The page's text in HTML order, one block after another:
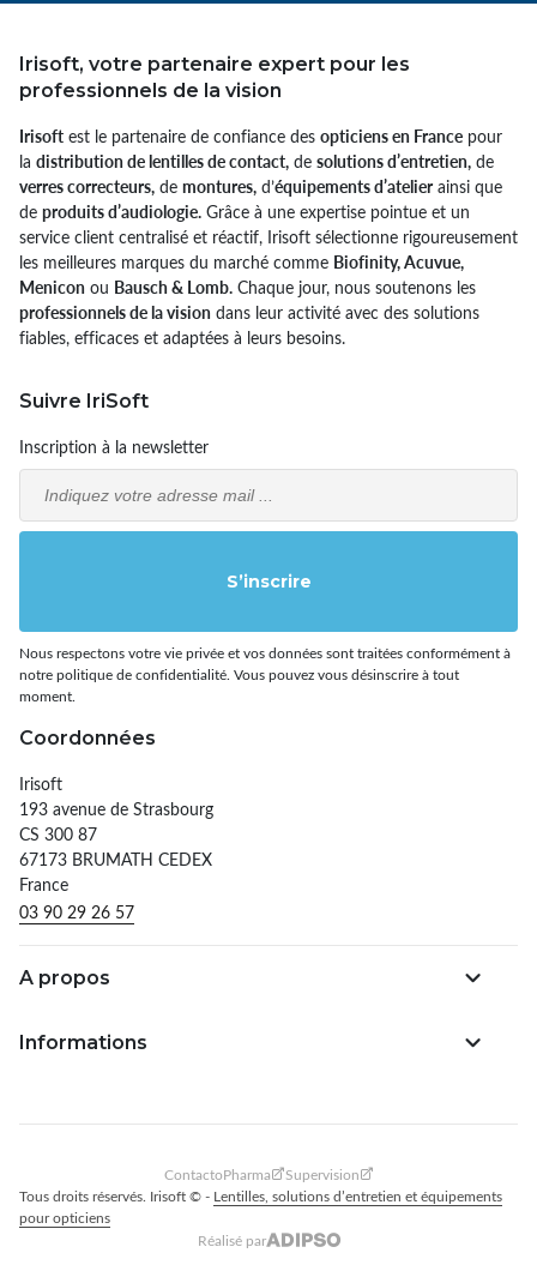
Irisoft, votre partenaire expert pour les
professionnels de la vision
Irisoft est le partenaire de confiance des opticiens en France pour
la distribution de lentilles de contact, de solutions d’entretien, de
verres correcteurs, de montures, d’équipements d’atelierainsi que
de produits d’audiologie. Grâce à une expertise pointue et un
service client centralisé et réactif, Irisoft sélectionne rigoureusement
les meilleures marques du marché comme Biofinity, Acuvue,
Menicon ou Bausch & Lomb. Chaque jour, nous soutenons les
professionnels de la vision dans leur activité avec des solutions
fiables, efficaces et adaptées à leurs besoins.
Suivre IriSoft
Inscription à la newsletter
Email
S’inscrire
Nous respectons votre vie privée et vos données sont traitées conformément à
notre politique de confidentialité. Vous pouvez vous désinscrire à tout
moment.
Coordonnées
Irisoft
193 avenue de Strasbourg
CS 300 87
67173 BRUMATH CEDEX
France
03 90 29 26 57
A propos
Informations
ContactoPharma
Supervision
Tous droits réservés. Irisoft © - Lentilles, solutions d’entretien et équipements
pour opticiens
Réalisé par
Adipso